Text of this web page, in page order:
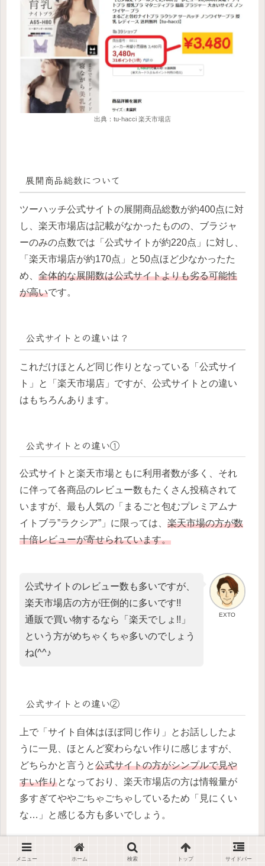
出典：tu-hacci 楽天市場店
展開商品総数について
ツーハッチ公式サイトの展開商品総数が約400点に対
し、楽天市場店は記載がなかったものの、ブラジャ
ーのみの点数では「公式サイトが約220点」に対し、
「楽天市場店が約170点」と50点ほど少なかったた
め、 全体的な展開数は公式サイトよりも劣る可能性
が高いです。
公式サイトとの違いは？
これだけほとんど同じ作りとなっている「公式サイ
ト」と「楽天市場店」ですが、公式サイトとの違い
はもちろんあります。
公式サイトとの違い①
公式サイトと楽天市場ともに利用者数が多く、それ
に伴って各商品のレビュー数もたくさん投稿されて
いますが、最も人気の「まるごと包むプレミアムナ
イトブラ”ラクシア”」に限っては、 楽天市場の方が数
十倍レビューが寄せられています。
EXTO
公式サイトのレビュー数も多いですが、
楽天市場店の方が圧倒的に多いです!!
通販で買い物するなら「楽天でしょ!!」
という方がめちゃくちゃ多いのでしょう
ね(^^♪
公式サイトとの違い②
上で「サイト自体はほぼ同じ作り」とお話ししたよ
うに一見、ほとんど変わらない作りに感じますが、
どちらかと言うと公式サイトの方がシンプルで見や
すい作りとなっており、楽天市場店の方は情報量が
多すぎてややごちゃごちゃしているため「見にくい
な…」と感じる方も多いでしょう。
公式サイトは↓↓から
メニュー ホーム 検索 トップ サイドバー